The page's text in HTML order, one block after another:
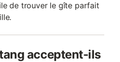
de trouver le gîte parfait
acceptent-ils